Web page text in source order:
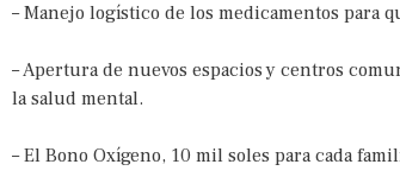
– Manejo logístico de los medicamentos para
– Apertura de nuevos espacios y centros
la salud mental.
– El Bono Oxígeno, 10 mil soles para cada